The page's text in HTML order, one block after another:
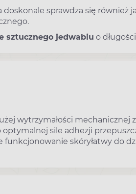
sprawdza się również
sztucznego jedwabiu o
wytrzymałości mechanicznej
sile adhezji
funkcjonowanie skóryłatwy do